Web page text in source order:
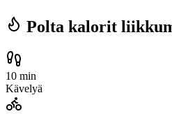
Polta kalorit
10 min
Kävelyä